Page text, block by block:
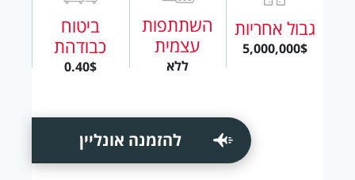
גבול אחריות
5,000,000$
השתתפות
עצמית
ללא
ביטוח
כבודהת
0.40$
להזמנה אונליין